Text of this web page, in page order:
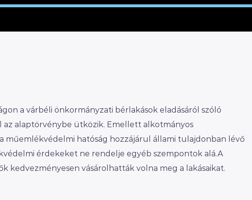
a várbéli önkormányzati bérlakások eladásáról szóló
az alaptörvénybe ütközik. Emellett alkotmányos
műemlékvédelmi hatóság hozzájárul állami tulajdonban lévő
érdekeket ne rendelje egyéb szempontok alá.A
kedvezményesen vásárolhatták volna meg a lakásaikat.